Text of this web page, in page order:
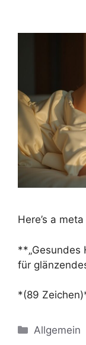
Here’s a
**„Gesundes
für
*(89
Kategorien
Allgemein